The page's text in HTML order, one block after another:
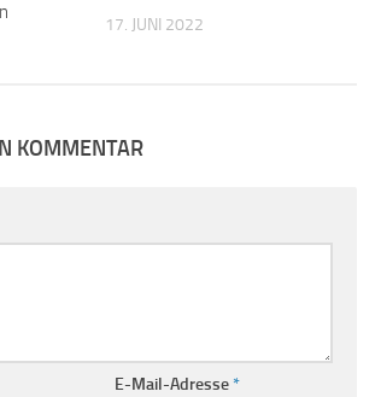
17. JUNI 2022
KOMMENTAR
E-Mail-Adresse*